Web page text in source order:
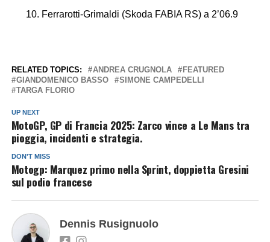
Ferrarotti-Grimaldi (Skoda FABIA RS) a 2’06.9
RELATED TOPICS: ANDREA CRUGNOLA
FEATURED
GIANDOMENICO BASSO
SIMONE CAMPEDELLI
TARGA FLORIO
UP NEXT
MotoGP, GP di Francia 2025: Zarco vince a Le Mans tra
pioggia, incidenti e strategia.
DON'T MISS
Motogp: Marquez primo nella Sprint, doppietta Gresini
sul podio francese
Dennis Rusignuolo